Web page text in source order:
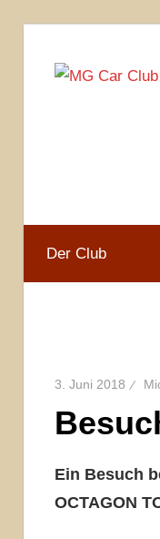
Inhalt
Der Club
3. Juni 2018
Ein Besuch
OCTAGON